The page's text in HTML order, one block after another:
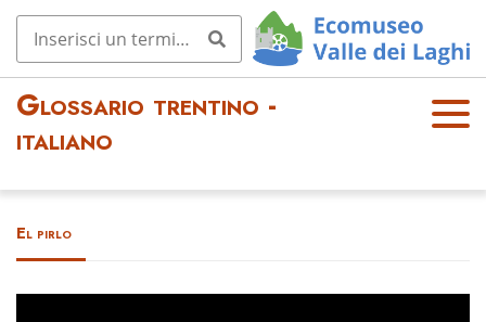
Glossario trentino -
italiano
OPE
El pirlo